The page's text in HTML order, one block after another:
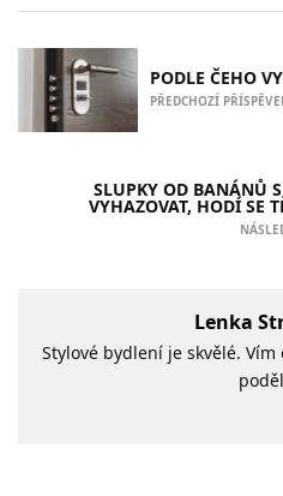
PODLE ČEHO
PŘEDCHOZÍ
SLUPKY OD BANÁNŮ
VYHAZOVAT, HODÍ SE
Lenka
Stylové bydlení je skvělé.